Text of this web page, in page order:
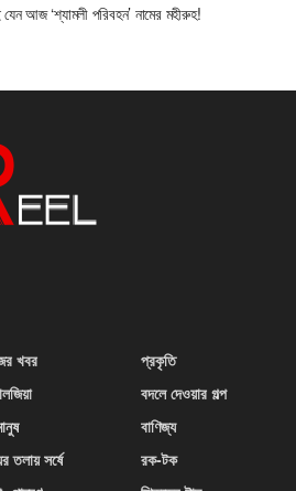
আজ ‘শ্যামলী পরিবহন’ নামের মহীরুহ!
খবর
তলায় সর্ষে
প্রকৃতি
বদলে দেওয়ার গল্প
বাণিজ্য
রক-টক